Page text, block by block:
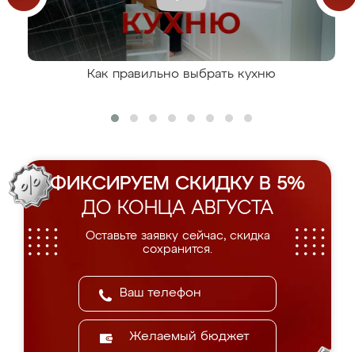
Как правильно выбрать кухню
ФИКСИРУЕМ СКИДКУ В 5%
ДО КОНЦА АВГУСТА
Оставьте заявку сейчас, скидка
сохранится.
Желаемый бюджет